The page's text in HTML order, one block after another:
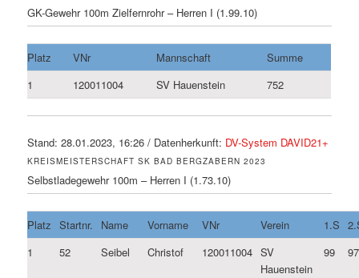
GK-Gewehr 100m Zielfernrohr – Herren I (1.99.10)
Platz VNr Mannschaft
Summe
1
120011004 SV Hauenstein 752
Stand: 28.01.2023, 16:26 / Datenherkunft: DV-System DAVID21+
KREISMEISTERSCHAFT SK BAD BERGZABERN 2023
Selbstladegewehr 100m – Herren I (1.73.10)
Platz Startnr. Name Vorname VNr Verein 1.S
1
52 Seibel Christof 120011004 SV
Hauenstein
99 97